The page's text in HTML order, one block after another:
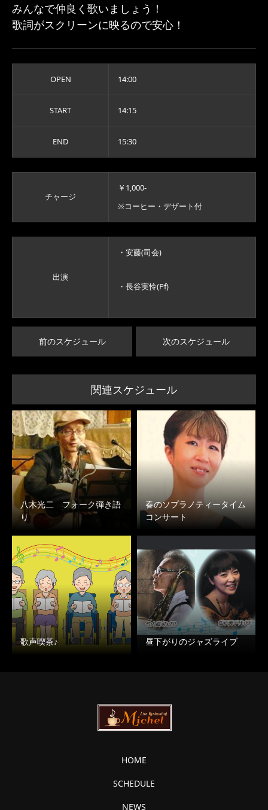
みんなで仲良く歌いましょう！
歌詞がスクリーンに映るので安心！
OPEN 14:00
START 14:15
END 15:30
チャージ
￥1,000-
※コーヒー・デザート付
出演
・安藤(司会)
・長谷実怜(Pf)
前のスケジュール 次のスケジュール
関連スケジュール
八木光二 フォーク弾き語
り
春のソプラノティータイム
コンサート
歌声喫茶♪ 昼下がりのジャズライブ
HOME
SCHEDULE
NEWS